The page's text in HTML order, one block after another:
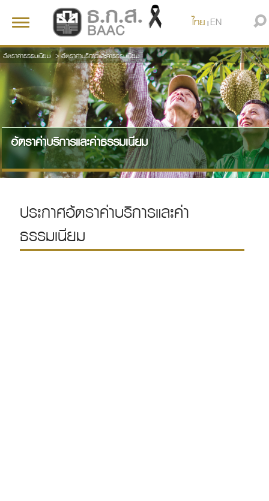
Toggle
ไทย | EN
อัตราค่าธรรมเนียม >อัตราค่าบริการและค่าธรรมเนียม
อัตราค่าบริการและค่าธรรมเนียม
ประกาศอัตราค่าบริการและค่า
ธรรมเนียม